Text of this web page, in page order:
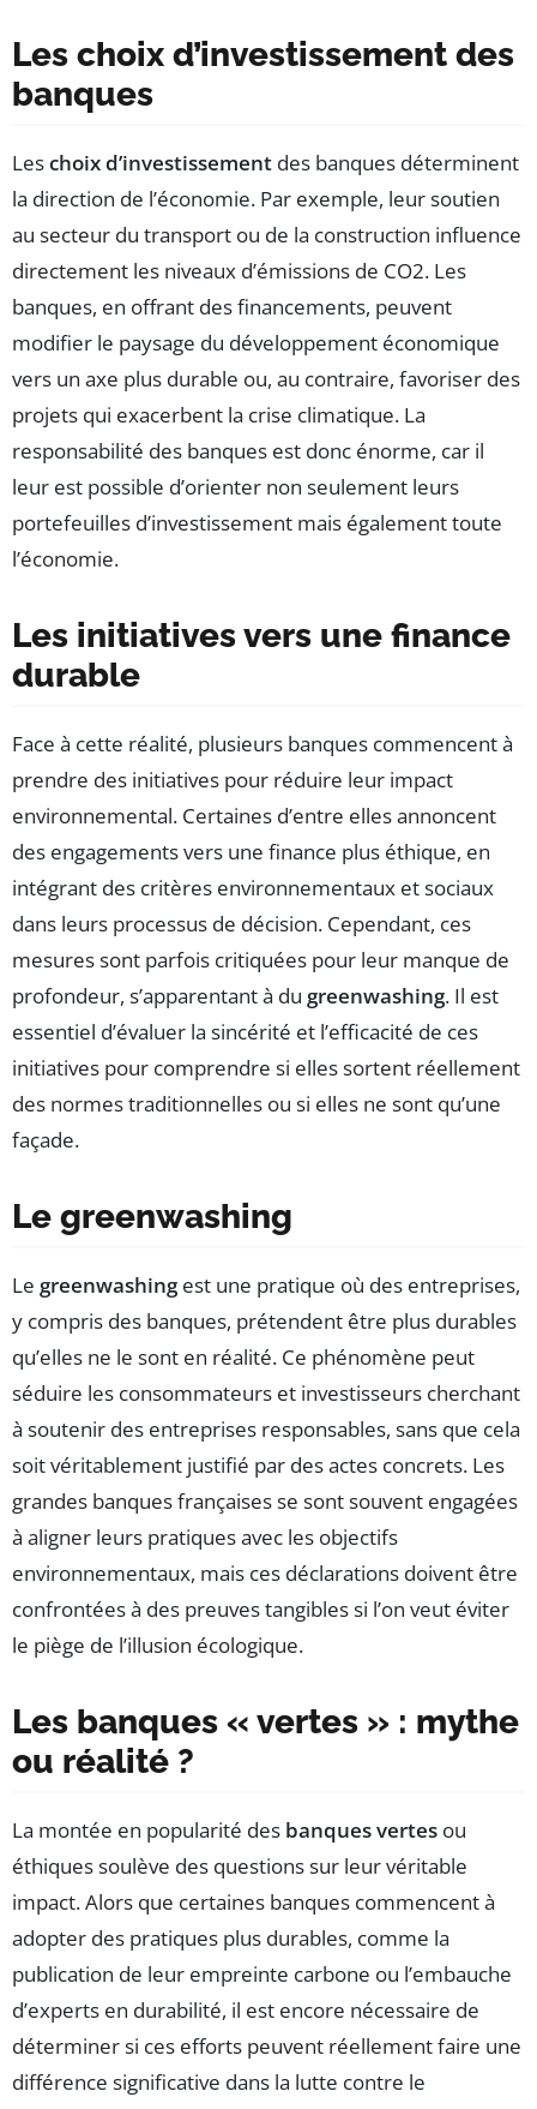
Les choix d’investissement des
banques
Leschoix d’investissement des banques déterminent
la direction de l’économie. Par exemple, leur soutien
au secteur du transport ou de la construction influence
directement les niveaux d’émissions de CO2. Les
banques, en offrant des financements, peuvent
modifier le paysage du développement économique
vers un axe plus durable ou, au contraire, favoriser des
projets qui exacerbent la crise climatique. La
responsabilité des banques est donc énorme, car il
leur est possible d’orienter non seulement leurs
portefeuilles d’investissement mais également toute
l’économie.
Les initiatives vers une finance
durable
Face à cette réalité, plusieurs banques commencent à
prendre des initiatives pour réduire leur impact
environnemental. Certaines d’entre elles annoncent
des engagements vers une finance plus éthique, en
intégrant des critères environnementaux et sociaux
dans leurs processus de décision. Cependant, ces
mesures sont parfois critiquées pour leur manque de
profondeur, s’apparentant à du greenwashing. Il est
essentiel d’évaluer la sincérité et l’efficacité de ces
initiatives pour comprendre si elles sortent réellement
des normes traditionnelles ou si elles ne sont qu’une
façade.
Le greenwashing
Le greenwashingest une pratique où des entreprises,
y compris des banques, prétendent être plus durables
qu’elles ne le sont en réalité. Ce phénomène peut
séduire les consommateurs et investisseurs cherchant
à soutenir des entreprises responsables, sans que cela
soit véritablement justifié par des actes concrets. Les
grandes banques françaises se sont souvent engagées
à aligner leurs pratiques avec les objectifs
environnementaux, mais ces déclarations doivent être
confrontées à des preuves tangibles si l’on veut éviter
le piège de l’illusion écologique.
Les banques « vertes » : mythe
ou réalité ?
La montée en popularité des banques vertes ou
éthiques soulève des questions sur leur véritable
impact. Alors que certaines banques commencent à
adopter des pratiques plus durables, comme la
publication de leur empreinte carbone ou l’embauche
d’experts en durabilité, il est encore nécessaire de
déterminer si ces efforts peuvent réellement faire une
différence significative dans la lutte contre le